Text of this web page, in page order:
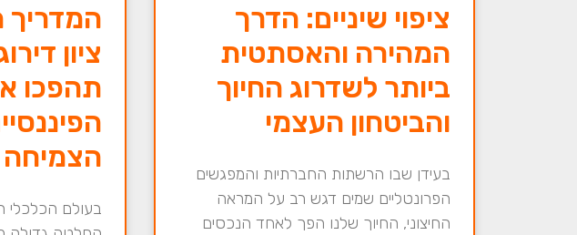
ציפוי שיניים: הדרך
המהירה והאסתטית
ביותר לשדרוג החיוך
והביטחון העצמי
בעידן שבו הרשתות החברתיות והמפגשים
הפרונטליים שמים דגש רב על המראה
החיצוני, החיוך שלנו הפך לאחד הנכסים
המדריך
ציון
תהפכו
בעולם הכלכלי